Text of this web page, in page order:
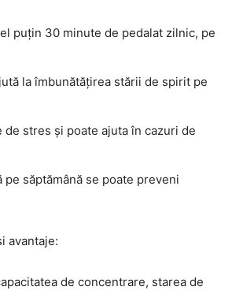
puțin 30 minute de pedalat zilnic, pe
la îmbunătățirea stării de spirit pe
stres și poate ajuta în cazuri de
săptămână se poate preveni
avantaje:
de concentrare, starea de